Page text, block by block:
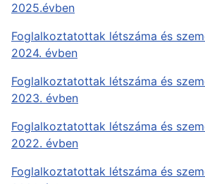
2025.évben
Foglalkoztatottak létszáma és
2024. évben
Foglalkoztatottak létszáma és
2023. évben
Foglalkoztatottak létszáma és
2022. évben
Foglalkoztatottak létszáma és